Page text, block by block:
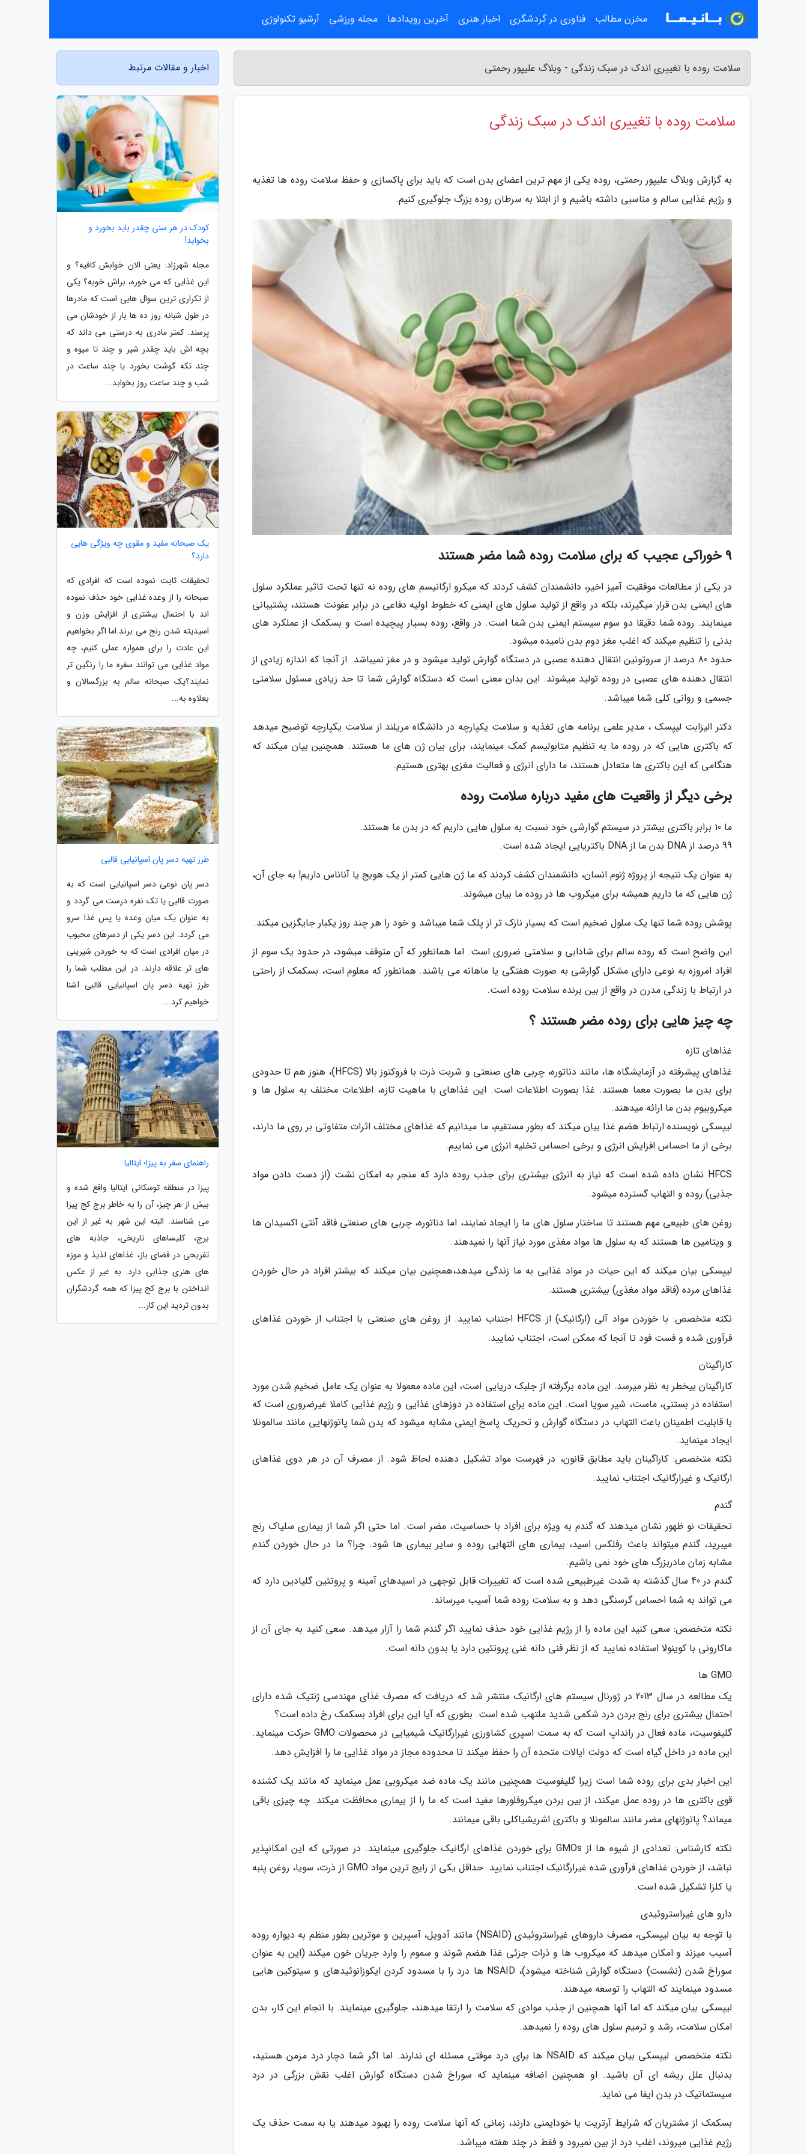
سلامت روده با تغییری اندک در سبک زندگی - وبلاگ علیپور رحمتی
سلامت روده با تغییری اندک در سبک زندگی
به گزارش وبلاگ علیپور رحمتی، روده یکی از مهم ترین اعضای بدن است که باید برای پاکسازی و حفظ سلامت روده ها تغذیه
و رژیم غذایی سالم و مناسبی داشته باشیم و از ابتلا به سرطان روده بزرگ جلوگیری کنیم.
9 خوراکی عجیب که برای سلامت روده شما مضر هستند
در یکی از مطالعات موفقیت آمیز اخیر، دانشمندان کشف کردند که میکرو ارگانیسم های روده نه تنها تحت تاثیر عملکرد سلول
های ایمنی بدن قرار میگیرند، بلکه در واقع از تولید سلول های ایمنی که خطوط اولیه دفاعی در برابر عفونت هستند، پشتیبانی
مینمایند. روده شما دقیقا دو سوم سیستم ایمنی بدن شما است. در واقع، روده بسیار پیچیده است و بسکمک از عملکرد های
بدنی را تنظیم میکند که اغلب مغز دوم بدن نامیده میشود.
حدود 80 درصد از سروتونین انتقال دهنده عصبی در دستگاه گوارش تولید میشود و در مغز نمیباشد. از آنجا که اندازه زیادی از
انتقال دهنده های عصبی در روده تولید میشوند. این بدان معنی است که دستگاه گوارش شما تا حد زیادی مسئول سلامتی
جسمی و روانی کلی شما میباشد.
دکتر الیزابت لیپسک ، مدیر علمی برنامه های تغذیه و سلامت یکپارچه در دانشگاه مریلند از سلامت یکپارچه توضیح میدهد
که باکتری هایی که در روده ما به تنظیم متابولیسم کمک مینمایند، برای بیان ژن های ما هستند. همچنین بیان میکند که
هنگامی که این باکتری ها متعادل هستند، ما دارای انرژی و فعالیت مغزی بهتری هستیم.
برخی دیگر از واقعیت های مفید درباره سلامت روده
ما 10 برابر باکتری بیشتر در سیستم گوارشی خود نسبت به سلول هایی داریم که در بدن ما هستند.
99 درصد از DNA بدن ما از DNA باکتریایی ایجاد شده است.
به عنوان یک نتیجه از پروژه ژنوم انسان، دانشمندان کشف کردند که ما ژن هایی کمتر از یک هویج یا آناناس داریم! به جای آن،
ژن هایی که ما داریم همیشه برای میکروب ها در روده ما بیان میشوند.
پوشش روده شما تنها یک سلول ضخیم است که بسیار نازک تر از پلک شما میباشد و خود را هر چند روز یکبار جایگزین میکند.
این واضح است که روده سالم برای شادابی و سلامتی ضروری است. اما همانطور که آن متوقف میشود، در حدود یک سوم از
افراد امروزه به نوعی دارای مشکل گوارشی به صورت هفتگی یا ماهانه می باشند. همانطور که معلوم است، بسکمک از راحتی
در ارتباط با زندگی مدرن در واقع از بین برنده سلامت روده است.
چه چیز هایی برای روده مضر هستند ؟
غذاهای تازه
غذاهای پیشرفته در آزمایشگاه ها، مانند دناتوره، چربی های صنعتی و شربت ذرت با فروکتوز بالا (HFCS)، هنوز هم تا حدودی
برای بدن ما بصورت معما هستند. غذا بصورت اطلاعات است. این غذاهای با ماهیت تازه، اطلاعات مختلف به سلول ها و
میکروبیوم بدن ما ارائه میدهند.
لیپسکی نویسنده ارتباط هضم غذا بیان میکند که بطور مستقیم، ما میدانیم که غذاهای مختلف اثرات متفاوتی بر روی ما دارند،
برخی از ما احساس افزایش انرژی و برخی احساس تخلیه انرژی می نماییم.
HFCS نشان داده شده است که نیاز به انرژی بیشتری برای جذب روده دارد که منجر به امکان نشت (از دست دادن مواد
جذبی) روده و التهاب گسترده میشود.
روغن های طبیعی مهم هستند تا ساختار سلول های ما را ایجاد نمایند، اما دناتوره، چربی های صنعتی فاقد آنتی اکسیدان ها
و ویتامین ها هستند که به سلول ها مواد مغذی مورد نیاز آنها را نمیدهند.
لیپسکی بیان میکند که این حیات در مواد غذایی به ما زندگی میدهد،همچنین بیان میکند که بیشتر افراد در حال خوردن
غذاهای مرده (فاقد مواد مغذی) بیشتری هستند.
نکته متخصص: با خوردن مواد آلی (ارگانیک) از HFCS اجتناب نمایید. از روغن های صنعتی با اجتناب از خوردن غذاهای
فرآوری شده و فست فود تا آنجا که ممکن است، اجتناب نمایید.
کاراگینان
کاراگینان بیخطر به نظر میرسد. این ماده برگرفته از جلبک دریایی است، این ماده معمولا به عنوان یک عامل ضخیم شدن مورد
استفاده در بستنی، ماست، شیر سویا است. این ماده برای استفاده در دوزهای غذایی و رژیم غذایی کاملا غیرضروری است که
با قابلیت اطمینان باعث التهاب در دستگاه گوارش و تحریک پاسخ ایمنی مشابه میشود که بدن شما پاتوژنهایی مانند سالمونلا
ایجاد مینماید.
نکته متخصص: کاراگینان باید مطابق قانون، در فهرست مواد تشکیل دهنده لحاظ شود. از مصرف آن در هر دوی غذاهای
ارگانیک و غیرارگانیک اجتناب نمایید.
گندم
تحقیقات نو ظهور نشان میدهند که گندم به ویژه برای افراد با حساسیت، مضر است. اما حتی اگر شما از بیماری سلیاک رنج
میبرید، گندم میتواند باعث رفلکس اسید، بیماری های التهابی روده و سایر بیماری ها شود. چرا؟ ما در حال خوردن گندم
مشابه زمان مادربزرگ های خود نمی باشیم.
گندم در 40 سال گذشته به شدت غیرطبیعی شده است که تغییرات قابل توجهی در اسیدهای آمینه و پروتئین گلیادین دارد که
می تواند به شما احساس گرسنگی دهد و به سلامت روده شما آسیب میرساند.
نکته متخصص: سعی کنید این ماده را از رژیم غذایی خود حذف نمایید اگر گندم شما را آزار میدهد. سعی کنید به جای آن از
ماکارونی با کوینولا استفاده نمایید که از نظر فنی دانه غنی پروتئین دارد یا بدون دانه است.
GMO ها
یک مطالعه در سال 2013 در ژورنال سیستم های ارگانیک منتشر شد که دریافت که مصرف غذای مهندسی ژنتیک شده دارای
احتمال بیشتری برای رنج بردن درد شکمی شدید ملتهب شده است. بطوری که آیا این برای افراد بسکمک رخ داده است؟
گلیفوسیت، ماده فعال در رانداپ است که به سمت اسپری کشاورزی غیرارگانیک شیمیایی در محصولات GMO حرکت مینماید.
این ماده در داخل گیاه است که دولت ایالات متحده آن را حفظ میکند تا محدوده مجاز در مواد غذایی ما را افزایش دهد.
این اخبار بدی برای روده شما است زیرا گلیفوسیت همچنین مانند یک ماده ضد میکروبی عمل مینماید که مانند یک کشنده
قوی باکتری ها در روده عمل میکند، از بین بردن میکروفلورها مفید است که ما را از بیماری محافظت میکند. چه چیزی باقی
میماند؟ پاتوژنهای مضر مانند سالمونلا و باکتری اشریشیاکلی باقی میمانند.
نکته کارشناس: تعدادی از شیوه ها از GMOs برای خوردن غذاهای ارگانیک جلوگیری مینمایند. در صورتی که این امکانپذیر
نباشد، از خوردن غذاهای فرآوری شده غیرارگانیک اجتناب نمایید. حداقل یکی از رایج ترین مواد GMO از ذرت، سویا، روغن پنبه
یا کلزا تشکیل شده است.
دارو های غیراستروئیدی
با توجه به بیان لیپسکی، مصرف داروهای غیراستروئیدی (NSAID) مانند آدویل، آسپرین و موترین بطور منظم به دیواره روده
آسیب میزند و امکان میدهد که میکروب ها و ذرات جزئی غذا هضم شوند و سموم را وارد جریان خون میکند (این به عنوان
سوراخ شدن (نشست) دستگاه گوارش شناخته میشود)، NSAID ها درد را با مسدود کردن ایکوزانوئیدهای و سیتوکین هایی
مسدود مینمایند که التهاب را توسعه میدهند.
لیپسکی بیان میکند که اما آنها همچنین از جذب موادی که سلامت را ارتقا میدهند، جلوگیری مینمایند. با انجام این کار، بدن
امکان سلامت، رشد و ترمیم سلول های روده را نمیدهد.
نکته متخصص: لیپسکی بیان میکند که NSAID ها برای درد موقتی مسئله ای ندارند. اما اگر شما دچار درد مزمن هستید،
بدنبال علل ریشه ای آن باشید. او همچنین اضافه مینماید که سوراخ شدن دستگاه گوارش اغلب نقش بزرگی در درد
سیستماتیک در بدن ایفا می نماید.
بسکمک از مشتریان که شرایط آرتریت یا خودایمنی دارند، زمانی که آنها سلامت روده را بهبود میدهند یا به سمت حذف یک
رژیم غذایی میروند، اغلب درد از بین نمیرود و فقط در چند هفته میباشد.
اخبار و مقالات مرتبط
کودک در هر سنی چقدر باید بخورد و
بخوابد!
مجله شهرزاد: یعنی الان خوابش کافیه؟ و
این غذایی که می خوره، براش خوبه؟ یکی
از تکراری ترین سوال هایی است که مادرها
در طول شبانه روز ده ها بار از خودشان می
پرسند. کمتر مادری به درستی می داند که
بچه اش باید چقدر شیر و چند تا میوه و
چند تکه گوشت بخورد یا چند ساعت در
شب و چند ساعت روز بخوابد...
یک صبحانه مفید و مقوی چه ویژگی هایی
دارد؟
تحقیقات ثابت نموده است که افرادی که
صبحانه را از وعده غذایی خود حذف نموده
اند با احتمال بیشتری از افزایش وزن و
اسیدیته شدن رنج می برند.اما اگر بخواهیم
این عادت را برای همواره عملی کنیم، چه
مواد غذایی می توانند سفره ما را رنگین تر
نمایند؟یک صبحانه سالم به بزرگسالان و
بعلاوه به...
طرز تهیه دسر پان اسپانیایی قالبی
دسر پان نوعی دسر اسپانیایی است که به
صورت قالبی یا تک نفره درست می گردد و
به عنوان یک میان وعده یا پس غذا سرو
می گردد. این دسر یکی از دسرهای محبوب
در میان افرادی است که به خوردن شیرینی
های تر علاقه دارند. در این مطلب شما را
طرز تهیه دسر پان اسپانیایی قالبی آشنا
خواهیم کرد....
راهنمای سفر به پیزا؛ ایتالیا
پیزا در منطقه توسکانی ایتالیا واقع شده و
بیش از هر چیز، آن را به خاطر برج کج پیزا
می شناسند. البته این شهر به غیر از این
برج، کلیساهای تاریخی، جاذبه های
تفریحی در فضای باز، غذاهای لذیذ و موزه
های هنری جذابی دارد. به غیر از عکس
انداختن با برج کج پیزا که همه گردشگران
بدون تردید این کار...
مخزن مطالب فناوری در گردشگری اخبار هنری آخرین رویدادها مجله ورزشی آرشیو تکنولوژی